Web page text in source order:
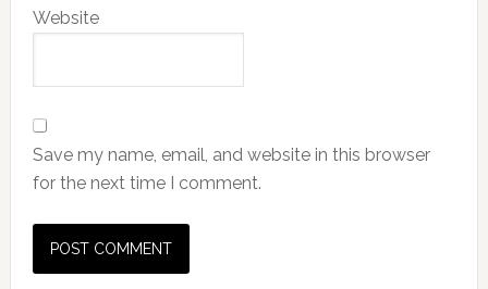
Website
Save my name, email, and website in this browser
for the next time I comment.